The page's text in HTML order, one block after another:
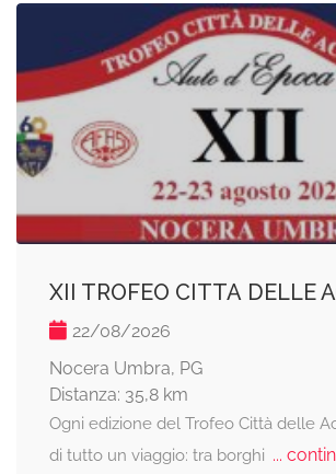
XII TROFEO CITTA DELLE
22/08/2026
Nocera Umbra, PG
Distanza: 35,8 km
Ogni edizione del Trofeo Città delle
di tutto un viaggio: tra borghi ...